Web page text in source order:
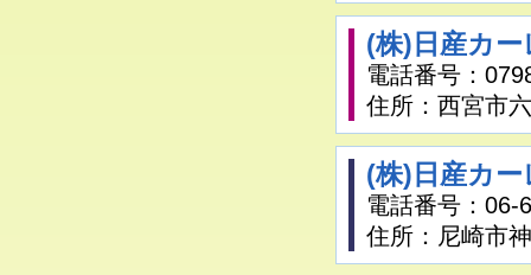
(株)日産カ
電話番号：
住所：西宮市
(株)日産カ
電話番号：06-
住所：尼崎市